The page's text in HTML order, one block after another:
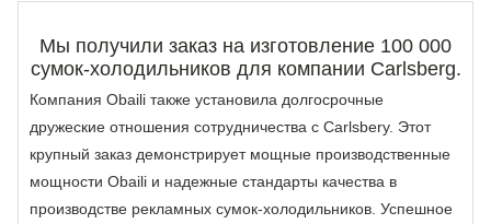
Мы получили заказ на изготовление 100 000
сумок-холодильников для компании Carlsberg.
Компания Obaili также установила долгосрочные
дружеские отношения сотрудничества с Carlsbery. Этот
крупный заказ демонстрирует мощные производственные
мощности Obaili и надежные стандарты качества в
производстве рекламных сумок-холодильников. Успешное